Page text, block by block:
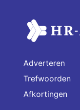
Adverteren
Trefwoorden
Afkortingen